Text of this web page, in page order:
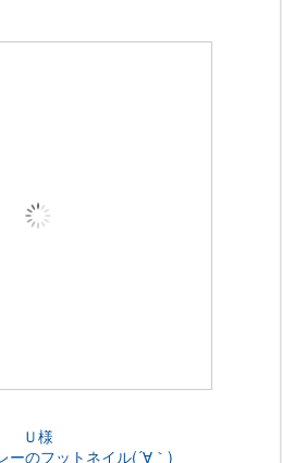
Ｕ様
ーのフットネイル(´∀｀)